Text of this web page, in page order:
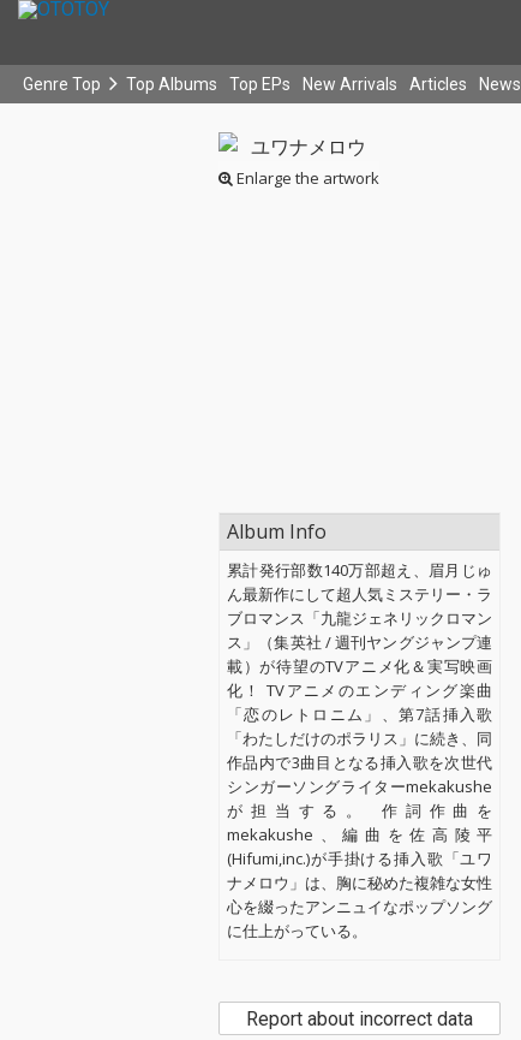
Genre Top Top Albums Top EPs New Arrivals Articles News
Enlarge the artwork
Album Info
累計発行部数140万部超え、眉月じゅ
ん最新作にして超人気ミステリー・ラ
ブロマンス「九龍ジェネリックロマン
ス」（集英社 / 週刊ヤングジャンプ連
載）が待望のTVアニメ化＆実写映画
化！ TVアニメのエンディング楽曲
「恋のレトロニム」、第7話挿入歌
「わたしだけのポラリス」に続き、同
作品内で3曲目となる挿入歌を次世代
シンガーソングライターmekakushe
が担当する。 作詞作曲を
mekakushe、編曲を佐高陵平
(Hifumi,inc.)が手掛ける挿入歌「ユワ
ナメロウ」は、胸に秘めた複雑な女性
心を綴ったアンニュイなポップソング
に仕上がっている。
Report about incorrect data